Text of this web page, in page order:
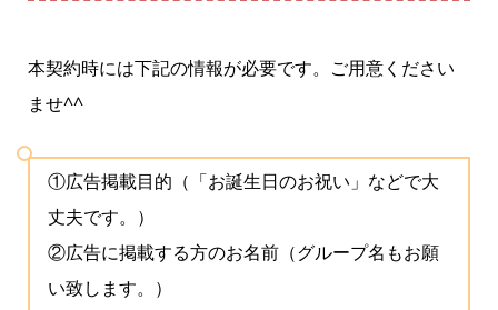
本契約時には下記の情報が必要です。ご用意ください
ませ^^
①広告掲載目的（「お誕生日のお祝い」などで大
丈夫です。）
②広告に掲載する方のお名前（グループ名もお願
い致します。）